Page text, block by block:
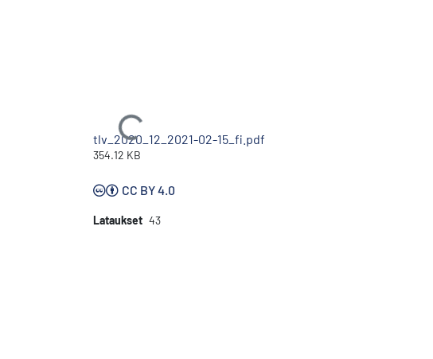
Ladataan...
tlv_2020_12_2021-02-15_fi.pdf
354.12 KB
CC BY 4.0
Lataukset 43